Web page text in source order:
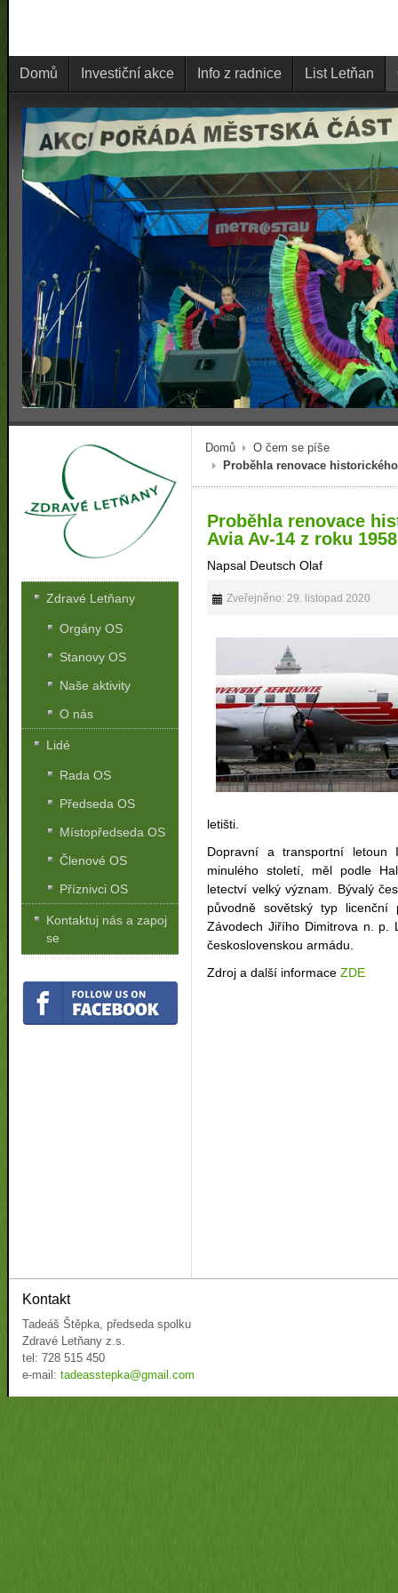
Domů Investiční akce Info z radnice List Letňan
Domů
O čem se píše
Proběhla renovace
Proběhla renovace
Avia Av-14 z roku 1958
Napsal Deutsch Olaf
Zveřejněno: 29. listopad 2020
letišti.
Dopravní a transportní
minulého století, měl podle
letectví velký význam. Bývalý
původně sovětský typ
Závodech Jiřího Dimitrova n. p.
československou armádu.
Zdroj a další informaceZDE
Zdravé Letňany
Orgány OS
Stanovy OS
Naše aktivity
O nás
Lidé
Rada OS
Předseda OS
Místopředseda OS
Členové OS
Příznivci OS
Kontaktuj nás a zapoj
se
Kontakt
Tadeáš Štěpka, předseda spolku
Zdravé Letňany z.s.
tel: 728 515 450
e-mail: tadeasstepka@gmail.com